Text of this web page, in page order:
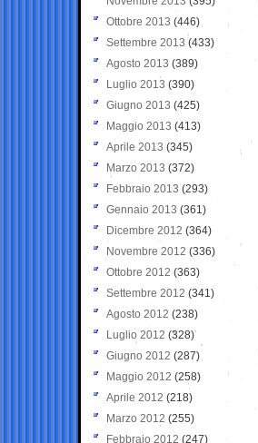
Ottobre 2013 (446)
Settembre 2013 (433)
Agosto 2013 (389)
Luglio 2013 (390)
Giugno 2013 (425)
Maggio 2013 (413)
Aprile 2013 (345)
Marzo 2013 (372)
Febbraio 2013 (293)
Gennaio 2013 (361)
Dicembre 2012 (364)
Novembre 2012 (336)
Ottobre 2012 (363)
Settembre 2012 (341)
Agosto 2012 (238)
Luglio 2012 (328)
Giugno 2012 (287)
Maggio 2012 (258)
Aprile 2012 (218)
Marzo 2012 (255)
Febbraio 2012 (247)